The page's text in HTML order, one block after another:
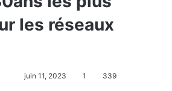
les réseaux
juin 11, 2023 1 339